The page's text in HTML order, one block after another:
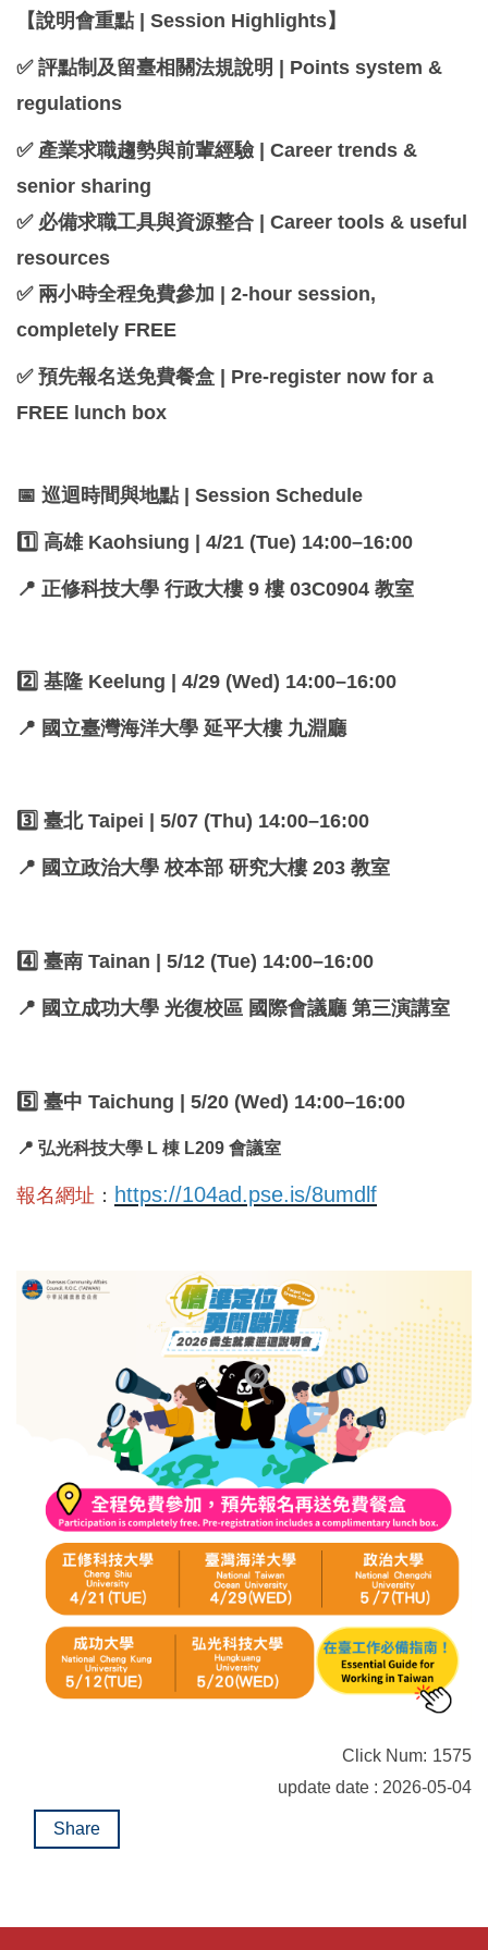
【說明會重點 | Session Highlights】
✅ 評點制及留臺相關法規說明 | Points system &
regulations
✅ 產業求職趨勢與前輩經驗 | Career trends &
senior sharing
✅ 必備求職工具與資源整合 | Career tools & useful
resources
✅ 兩小時全程免費參加 | 2-hour session,
completely FREE
✅ 預先報名送免費餐盒 | Pre-register now for a
FREE lunch box
📅 巡迴時間與地點 | Session Schedule
1️⃣ 高雄 Kaohsiung | 4/21 (Tue) 14:00–16:00
📍 正修科技大學 行政大樓 9 樓 03C0904 教室
2️⃣ 基隆 Keelung | 4/29 (Wed) 14:00–16:00
📍 國立臺灣海洋大學 延平大樓 九淵廳
3️⃣ 臺北 Taipei | 5/07 (Thu) 14:00–16:00
📍 國立政治大學 校本部 研究大樓 203 教室
4️⃣ 臺南 Tainan | 5/12 (Tue) 14:00–16:00
📍 國立成功大學 光復校區 國際會議廳 第三演講室
5️⃣ 臺中 Taichung | 5/20 (Wed) 14:00–16:00
📍 弘光科技大學 L 棟 L209 會議室
報名網址 ： https://104ad.pse.is/8umdlf
Click Num: 1575
update date : 2026-05-04
Share